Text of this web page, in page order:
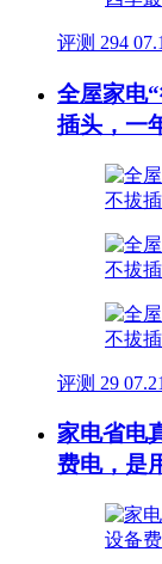
评测 294
全屋家电
插头，一
评测 29 07.21
家电省电
费电，是